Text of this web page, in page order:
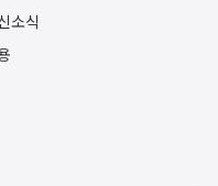
소식